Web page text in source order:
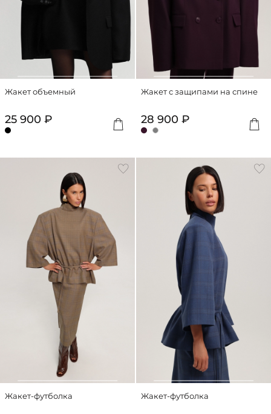
Жакет объемный
25 900 ₽
Жакет с защипами на спине
28 900 ₽
Жакет-футболка Жакет-футболка